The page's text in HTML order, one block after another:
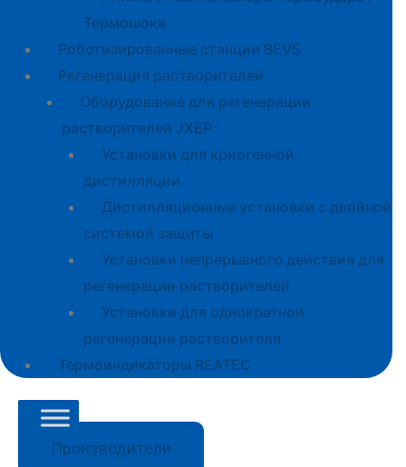
Термошока
Роботизированные станции BEVS
Регенерация растворителей
Оборудование для регенерации
растворителей JXEP
Установки для криогенной
дистилляции
Дистилляционные установки с двойной
системой защиты
Установки непрерывного действия для
регенерации растворителей
Установки для однократной
регенерации растворителя
Термоиндикаторы REATEC
Производители